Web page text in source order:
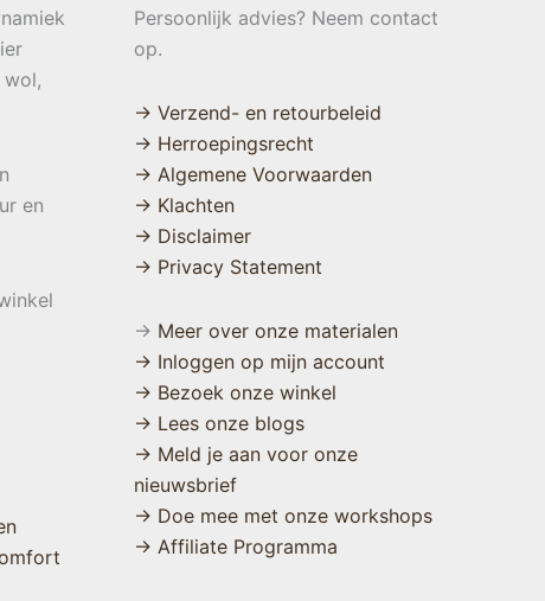
en
Persoonlijk advies? Neem contact
op.
→ Verzend- en retourbeleid
→ Herroepingsrecht
→ Algemene Voorwaarden
→ Klachten
→ Disclaimer
→ Privacy Statement
→ Meer over onze materialen
→ Inloggen op mijn account
→ Bezoek onze winkel
→ Lees onze blogs
→ Meld je aan voor onze
nieuwsbrief
→ Doe mee met onze workshops
→ Affiliate Programma